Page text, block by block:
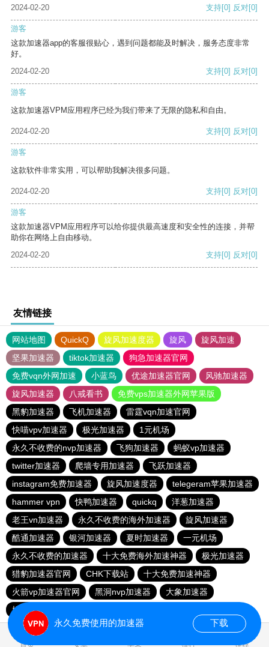
2024-02-20
支持[0] 反对[0]
游客
这款加速器app的客服很贴心，遇到问题都能及时解决，服务态度非常
好。
2024-02-20
支持[0] 反对[0]
游客
这款加速器VPM应用程序已经为我们带来了无限的隐私和自由。
2024-02-20 支持[0] 反对[0]
游客
这款软件非常实用，可以帮助我解决很多问题。
2024-02-20 支持[0] 反对[0]
游客
这款加速器VPM应用程序可以给你提供最高速度和安全性的连接，并帮
助你在网络上自由移动。
2024-02-20
支持[0] 反对[0]
友情链接
网站地图 QuickQ 旋风加速度器 旋风
旋风加速
坚果加速器
tiktok加速器
狗急加速器官网
免费vqn外网加速
小蓝鸟 优途加速器官网
风驰加速器
旋风加速器
八戒看书
免费vps加速器外网苹果版
黑豹加速器
飞机加速器
雷霆vqn加速官网
快喵vpv加速器
极光加速器
1元机场
永久不收费的nvp加速器
飞狗加速器
蚂蚁vp加速器
twitter加速器
爬墙专用加速器
飞跃加速器
instagram免费加速器
旋风加速度器
telegeram苹果加速器
hammer vpn
快鸭加速器 quickq
洋葱加速器
老王vn加速器
永久不收费的海外加速器
旋风加速器
酷通加速器
银河加速器 夏时加速器
一元机场
永久不收费的加速器
十大免费海外加速神器
极光加速器
猎豹加速器官网
CHK下载站
十大免费加速神器
火箭vp加速器官网
黑洞nvp加速器
大象加速器
橘子加速器
首页 安卓 苹果 排行 推荐
永久免费使用的加速器 下载
1.740687s